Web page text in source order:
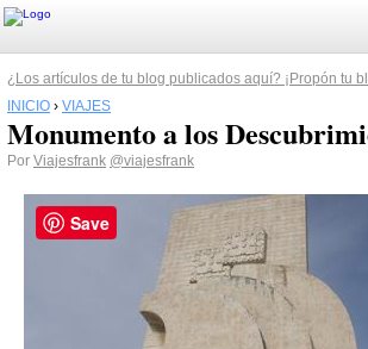
¿Los artículos de tu blog publicados aquí? ¡Propón tu
INICIO › VIAJES
Monumento a los
Por Viajesfrank @viajesfrank
Save